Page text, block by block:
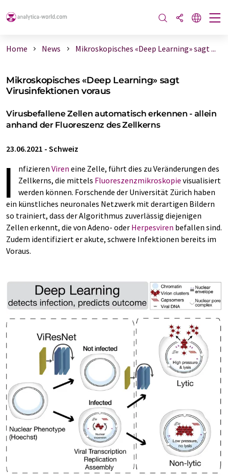
Home News Mikroskopisches «Deep Learning» sagt ...
Mikroskopisches «Deep Learning» sagt
Virusinfektionen voraus
Virusbefallene Zellen automatisch erkennen - allein
anhand der Fluoreszenz des Zellkerns
23.06.2021 - Schweiz
I nfizieren Viren eine Zelle, führt dies zu Veränderungen des
Zellkerns, die mittels Fluoreszenzmikroskopie visualisiert
werden können. Forschende der Universität Zürich haben
ein künstliches neuronales Netzwerk mit derartigen Bildern
so trainiert, dass der Algorithmus zuverlässig diejenigen
Zellen erkennt, die von Adeno- oder Herpesviren befallen sind.
Zudem identifiziert er akute, schwere Infektionen bereits im
Voraus.